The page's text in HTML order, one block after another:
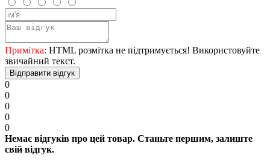
Примітка: HTML розмітка не підтримується! Використовуйте
звичайний текст.
Відправити відгук
0
0
0
0
0
Немає відгуків про цей товар. Станьте першим, залиште
свій відгук.